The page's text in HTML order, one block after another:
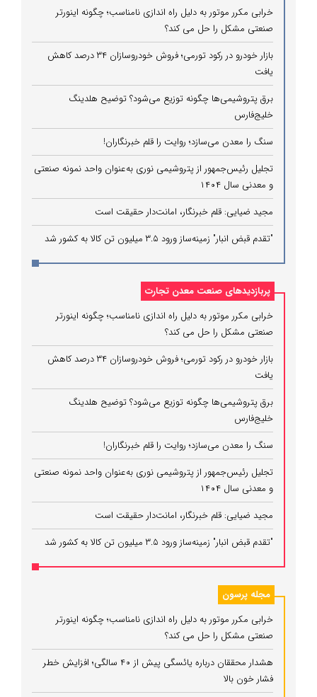
خرابی مکرر موتور به دلیل راه‌ اندازی نامناسب؛ چگونه اینورتر
صنعتی مشکل را حل می‌ کند؟
بازار خودرو در رکود تورمی؛ فروش خودروسازان ۳۴ درصد کاهش
یافت
برق پتروشیمی‌ها چگونه توزیع می‌شود؟ توضیح هلدینگ
خلیج‌فارس
سنگ را معدن می‌سازد؛ روایت را قلم خبرنگاران!
تجلیل رئیس‌جمهور از پتروشیمی نوری به‌عنوان واحد نمونه صنعتی
و معدنی سال ۱۴۰۴
مجید ضیایی: قلم خبرنگار، امانت‌دار حقیقت است
"تقدم قبض انبار" زمینه‌ساز ورود ۳.۵ میلیون تن کالا به کشور شد
پربازدیدهای صنعت معدن تجارت
خرابی مکرر موتور به دلیل راه‌ اندازی نامناسب؛ چگونه اینورتر
صنعتی مشکل را حل می‌ کند؟
بازار خودرو در رکود تورمی؛ فروش خودروسازان ۳۴ درصد کاهش
یافت
برق پتروشیمی‌ها چگونه توزیع می‌شود؟ توضیح هلدینگ
خلیج‌فارس
سنگ را معدن می‌سازد؛ روایت را قلم خبرنگاران!
تجلیل رئیس‌جمهور از پتروشیمی نوری به‌عنوان واحد نمونه صنعتی
و معدنی سال ۱۴۰۴
مجید ضیایی: قلم خبرنگار، امانت‌دار حقیقت است
"تقدم قبض انبار" زمینه‌ساز ورود ۳.۵ میلیون تن کالا به کشور شد
مجله پرسون
خرابی مکرر موتور به دلیل راه‌ اندازی نامناسب؛ چگونه اینورتر
صنعتی مشکل را حل می‌ کند؟
هشدار محققان درباره یائسگی پیش از ۴۰ سالگی؛ افزایش خطر
فشار خون بالا